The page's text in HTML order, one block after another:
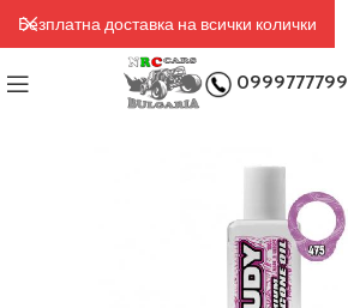
0999777799
Безплатна доставка на всички колички